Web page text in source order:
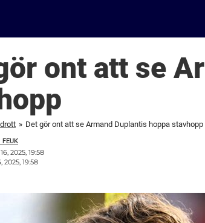
ont att se
» Det gör ont att se Armand Duplantis hoppa stavhopp
FEUK
2025, 19:58
2025, 19:58